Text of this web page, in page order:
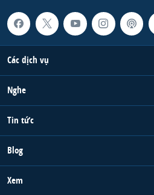
Các dịch vụ
Nghe
Tin tức
Blog
Xem